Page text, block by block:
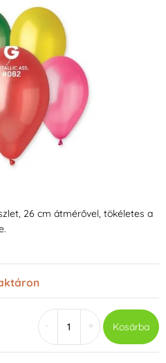
26 cm átmérővel, tökéletes a
+ Kosárba